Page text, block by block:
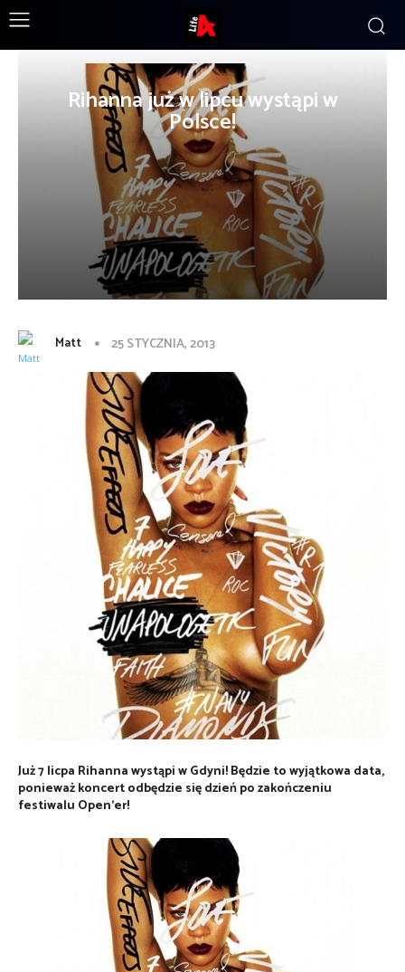
Rihanna już w lipcu wystąpi w
Polsce!
Matt 25 STYCZNIA, 2013
Już 7 licpa Rihanna wystąpi w Gdyni! Będzie to wyjątkowa data,
ponieważ koncert odbędzie się dzień po zakończeniu
festiwalu Open’er!